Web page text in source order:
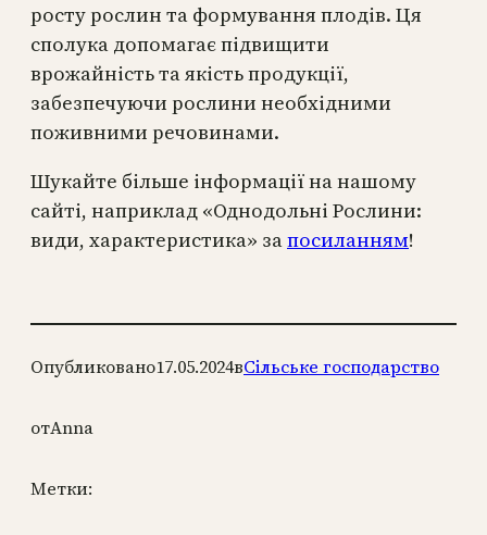
росту рослин та формування плодів. Ця
сполука допомагає підвищити
врожайність та якість продукції,
забезпечуючи рослини необхідними
поживними речовинами.
Шукайте більше інформації на нашому
сайті, наприклад «Однодольні Рослини:
види, характеристика» запосиланням!
Опубликовано17.05.2024вСільське господарство
отAnna
Метки: